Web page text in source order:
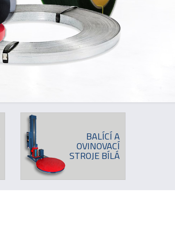
BALÍCÍ A
OVINOVACÍ
STROJE BÍLÁ